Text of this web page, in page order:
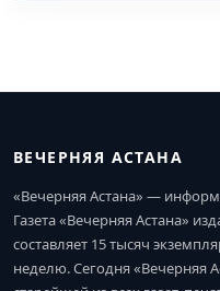
ВЕЧЕРНЯЯ АСТАНА
«Вечерняя Астана» —
Газета «Вечерняя Астана»
составляет 15 тысяч
неделю. Сегодня «Вечерняя